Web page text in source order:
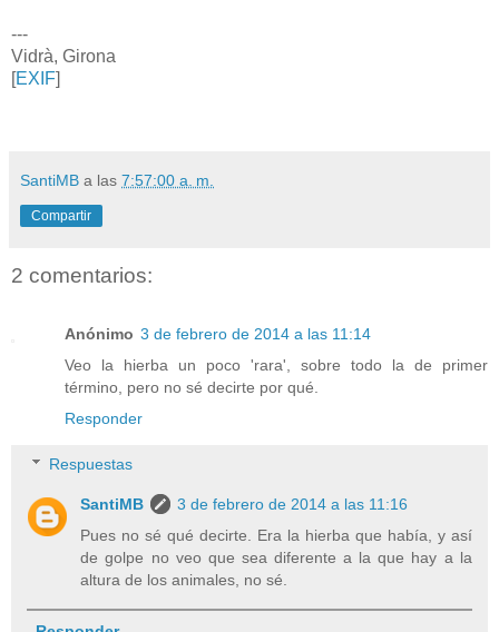
---
Vidrà, Girona
[EXIF]
SantiMB a las 7:57:00 a. m.
Compartir
2 comentarios:
Anónimo 3 de febrero de 2014 a las 11:14
Veo la hierba un poco 'rara', sobre todo la de primer
término, pero no sé decirte por qué.
Responder
Respuestas
SantiMB
3 de febrero de 2014 a las 11:16
Pues no sé qué decirte. Era la hierba que había, y así
de golpe no veo que sea diferente a la que hay a la
altura de los animales, no sé.